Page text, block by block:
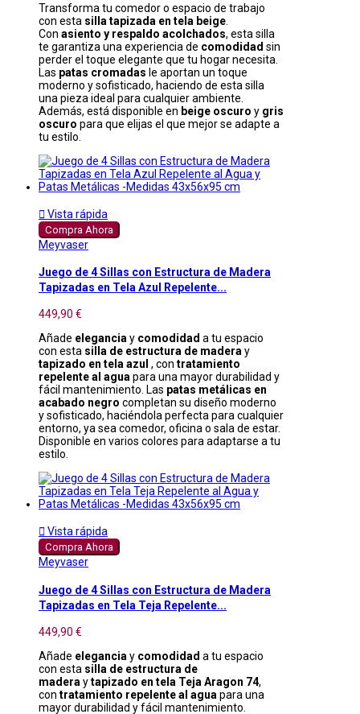
Transforma tu comedor o espacio de trabajo
con esta silla tapizada en tela beige
Con asiento y respaldo acolchados, esta silla
te garantiza una experiencia de comodidad sin
perder el toque elegante que tu hogar necesita.
Las patas cromadas le aportan un toque
moderno y sofisticado, haciendo de esta silla
una pieza ideal para cualquier ambiente.
Además, está disponible en beige oscuro y gris
oscuro para que elijas el que mejor se adapte a
tu estilo.
 Vista rápida
Compra Ahora
Meyvaser
Juego de 4 Sillas con Estructura de Madera
Tapizadas en Tela Azul Repelente...
449,90 €
Añade eleganciay comodidad a tu espacio
con esta silla de estructura de maderay
tapizado en tela azul , con tratamiento
repelente al aguapara una mayor durabilidad y
fácil mantenimiento. Las patas metálicas en
acabado negro completan su diseño moderno
y sofisticado, haciéndola perfecta para cualquier
entorno, ya sea comedor, oficina o sala de estar.
Disponible en varios colores para adaptarse a tu
estilo.
 Vista rápida
Compra Ahora
Meyvaser
Juego de 4 Sillas con Estructura de Madera
Tapizadas en Tela Teja Repelente...
449,90 €
Añade elegancia y comodidad a tu espacio
con esta silla de estructura de
madera ytapizado en tela Teja Aragon 74,
con tratamiento repelente al agua para una
mayor durabilidad y fácil mantenimiento.